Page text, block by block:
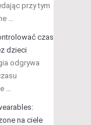
przy tym
…
czas
dzieci
odgrywa
…
na ciele